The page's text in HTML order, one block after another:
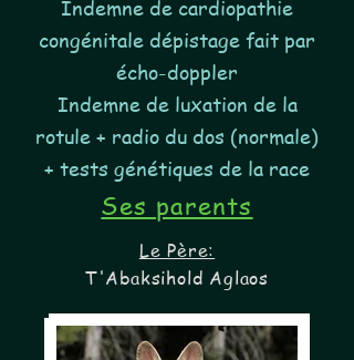
Indemne de cardiopathie
congénitale dépistage fait par
écho-doppler
Indemne de luxation de la
rotule + radio du dos (normale)
+ tests génétiques de la race
Ses parents
Le Père:
T'Abaksihold Aglaos